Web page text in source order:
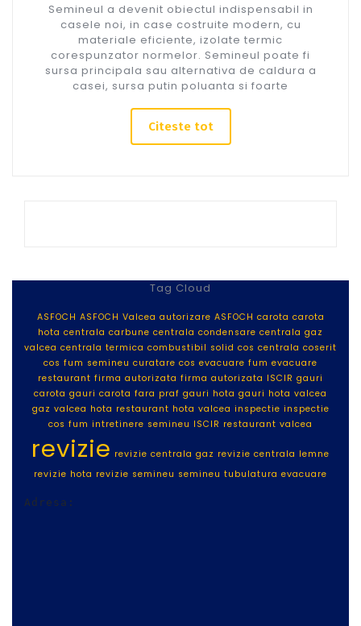
Semineul a devenit obiectul indispensabil in
casele noi, in case costruite modern, cu
materiale eficiente, izolate termic
corespunzator normelor. Semineul poate fi
sursa principala sau alternativa de caldura a
casei, sursa putin poluanta si foarte
Citeste tot
Tag Cloud
ASFOCH ASFOCH Valcea autorizare ASFOCH carota carota
hota centrala carbune centrala condensare centrala gaz
valcea centrala termica combustibil solid cos centrala coserit
cos fum semineu curatare cos evacuare fum evacuare
restaurant firma autorizata firma autorizata ISCIR gauri
carota gauri carota fara praf gauri hota gauri hota valcea
gaz valcea hota restaurant hota valcea inspectie inspectie
cos fum intretinere semineu ISCIR restaurant valcea
revizie revizie centrala gaz revizie centrala lemne
revizie hota revizie semineu semineu tubulatura evacuare